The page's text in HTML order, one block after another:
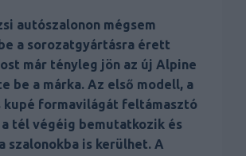
autószalonon mégsem
a sorozatgyártásra érett
már tényleg jön az új Alpine
be a márka. Az első modell, a
kupé formavilágát feltámasztó
a tél végéig bemutatkozik és
szalonokba is kerülhet. A